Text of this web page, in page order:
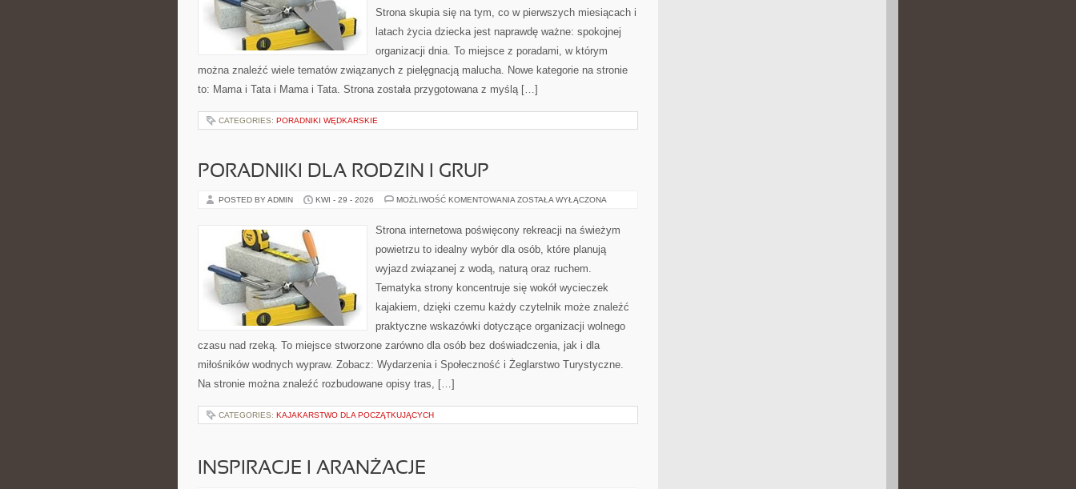
Strona skupia się na tym, co w pierwszych miesiącach i
latach życia dziecka jest naprawdę ważne: spokojnej
organizacji dnia. To miejsce z poradami, w którym
można znaleźć wiele tematów związanych z pielęgnacją malucha. Nowe kategorie na stronie
to: Mama i Tata i Mama i Tata. Strona została przygotowana z myślą […]
CATEGORIES: PORADNIKI WĘDKARSKIE
PORADNIKI DLA RODZIN I GRUP
POSTED BY ADMIN KWI - 29 - 2026 MOŻLIWOŚĆ KOMENTOWANIA PORADNIKI
GRUP
ZOSTAŁA WYŁĄCZONA
Strona internetowa poświęcony rekreacji na świeżym
powietrzu to idealny wybór dla osób, które planują
wyjazd związanej z wodą, naturą oraz ruchem.
Tematyka strony koncentruje się wokół wycieczek
kajakiem, dzięki czemu każdy czytelnik może znaleźć
praktyczne wskazówki dotyczące organizacji wolnego
czasu nad rzeką. To miejsce stworzone zarówno dla osób bez doświadczenia, jak i dla
miłośników wodnych wypraw. Zobacz: Wydarzenia i Społeczność i Żeglarstwo Turystyczne.
Na stronie można znaleźć rozbudowane opisy tras, […]
CATEGORIES: KAJAKARSTWO DLA POCZĄTKUJĄCYCH
INSPIRACJE I ARANŻACJE